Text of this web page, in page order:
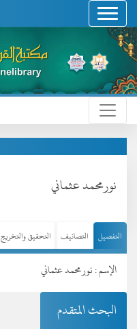
نورمحمد عثماني
التفصيل التصانيف التحقيق والتخريج
الإسم : نورمحمد عثماني
البحث المتقدم